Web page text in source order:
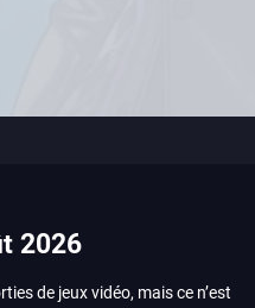
2026
de jeux vidéo, mais ce n’est